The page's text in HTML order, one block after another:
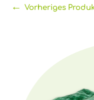
←Vorheriges